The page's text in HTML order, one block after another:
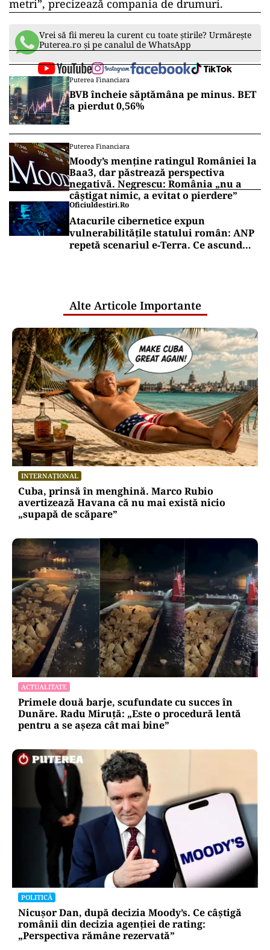
metri”, precizează compania de drumuri.
Vrei să fii mereu la curent cu toate știrile? Urmărește
Puterea.ro și pe canalul de WhatsApp
Puterea Financiara
BVB încheie săptămâna pe minus. BET
a pierdut 0,56%
Puterea Financiara
Moody’s menține ratingul României la
Baa3, dar păstrează perspectiva
negativă. Negrescu: România „nu a
câștigat nimic, a evitat o pierdere”
Oficiuldestiri.ro
Atacurile cibernetice expun
vulnerabilitățile statului român: ANP
repetă scenariul e‑Terra. Ce ascund
Alte Articole Importante
INTERNAȚIONAL
Cuba, prinsă în menghină. Marco Rubio
avertizează Havana că nu mai există nicio
„supapă de scăpare”
ACTUALITATE
Primele două barje, scufundate cu succes în
Dunăre. Radu Miruță: „Este o procedură lentă
pentru a se așeza cât mai bine”
POLITICĂ
Nicușor Dan, după decizia Moody’s. Ce câștigă
românii din decizia agenției de rating:
„Perspectiva rămâne rezervată”